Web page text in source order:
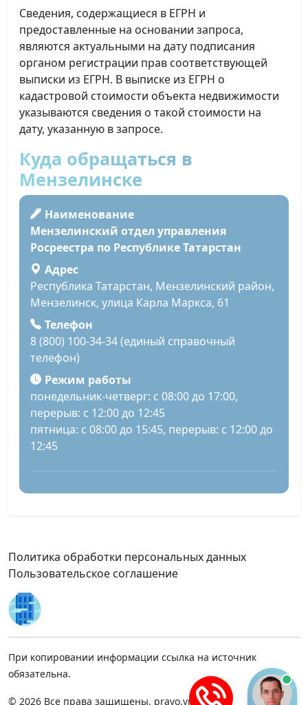
Сведения, содержащиеся в ЕГРН и
предоставленные на основании запроса,
являются актуальными на дату подписания
органом регистрации прав соответствующей
выписки из ЕГРН. В выписке из ЕГРН о
кадастровой стоимости объекта недвижимости
указываются сведения о такой стоимости на
дату, указанную в запросе.
Куда обращаться в
Мензелинске
Наименование
Мензелинский отдел управления
Росреестра по Республике Татарстан
Адрес
Республика Татарстан, Мензелинский район,
Мензелинск, улица Карла Маркса, 61
Телефон
8 (800) 100-34-34 (единый справочный
телефон)
Режим работы
понедельник-четверг: с 08:00 до 17:00,
перерыв: с 12:00 до 12:45
пятница: с 08:00 до 15:45, перерыв: с 12:00 до
12:45
Политика обработки персональных данных
Пользовательское соглашение
При копировании информации ссылка на источник
обязательна.
© 2026 Все права защищены, pravo.vnmsk.ru.